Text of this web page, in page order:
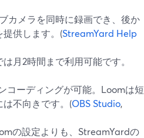
カメラを同時に録画でき、後か
供します。(StreamYard Help
月2時間まで利用可能です。
コーディングが可能。Loomは短
不向きです。(OBS Studio,
の設定よりも、StreamYardの